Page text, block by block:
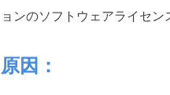
ョンのソフトウェアライセン
原因：